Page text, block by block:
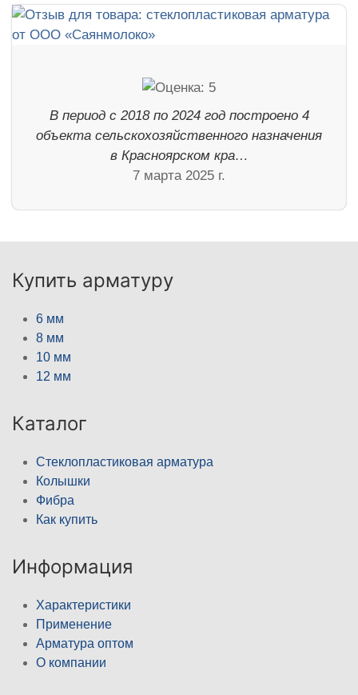
В период с 2018 по 2024 год построено 4
объекта сельскохозяйственного назначения
в Красноярском кра…
7 марта 2025 г.
Купить арматуру
6 мм
8 мм
10 мм
12 мм
Каталог
Стеклопластиковая арматура
Колышки
Фибра
Как купить
Информация
Характеристики
Применение
Арматура оптом
О компании